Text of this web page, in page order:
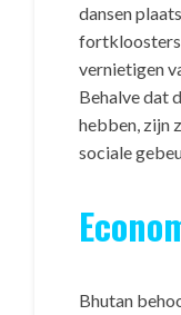
dansen
fortkloosters
vernietigen
Behalve dat
hebben, zijn
sociale
Bhutan